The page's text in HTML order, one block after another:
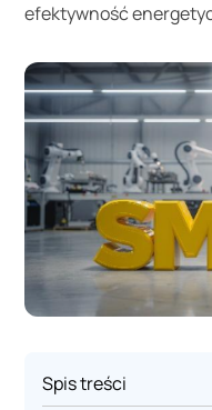
efektywność
Spis treści